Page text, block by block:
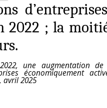
2022 ; la
une augmentation
économiquement
avril 2025